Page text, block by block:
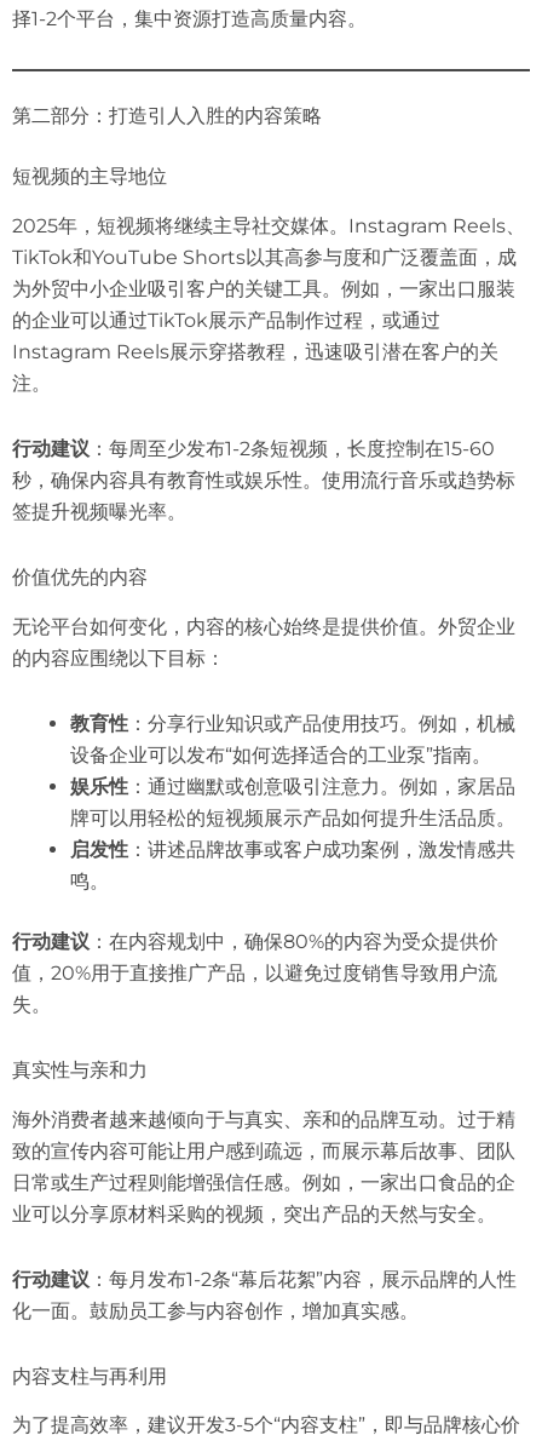
择1-2个平台，集中资源打造高质量内容。
第二部分：打造引人入胜的内容策略
短视频的主导地位
2025年，短视频将继续主导社交媒体。Instagram Reels、
TikTok和YouTube Shorts以其高参与度和广泛覆盖面，成
为外贸中小企业吸引客户的关键工具。例如，一家出口服装
的企业可以通过TikTok展示产品制作过程，或通过
Instagram Reels展示穿搭教程，迅速吸引潜在客户的关
注。
行动建议 ：每周至少发布1-2条短视频，长度控制在15-60
秒，确保内容具有教育性或娱乐性。使用流行音乐或趋势标
签提升视频曝光率。
价值优先的内容
无论平台如何变化，内容的核心始终是提供价值。外贸企业
的内容应围绕以下目标：
教育性 ：分享行业知识或产品使用技巧。例如，机械
设备企业可以发布“如何选择适合的工业泵”指南。
娱乐性 ：通过幽默或创意吸引注意力。例如，家居品
牌可以用轻松的短视频展示产品如何提升生活品质。
启发性 ：讲述品牌故事或客户成功案例，激发情感共
鸣。
行动建议 ：在内容规划中，确保80%的内容为受众提供价
值，20%用于直接推广产品，以避免过度销售导致用户流
失。
真实性与亲和力
海外消费者越来越倾向于与真实、亲和的品牌互动。过于精
致的宣传内容可能让用户感到疏远，而展示幕后故事、团队
日常或生产过程则能增强信任感。例如，一家出口食品的企
业可以分享原材料采购的视频，突出产品的天然与安全。
行动建议 ：每月发布1-2条“幕后花絮”内容，展示品牌的人性
化一面。鼓励员工参与内容创作，增加真实感。
内容支柱与再利用
为了提高效率，建议开发3-5个“内容支柱”，即与品牌核心价